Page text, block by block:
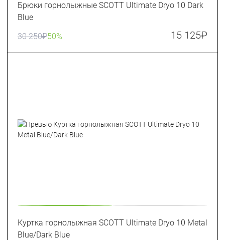
Брюки горнолыжные SCOTT Ultimate Dryo 10 Dark
Blue
30 250₽50% 15 125₽
Куртка горнолыжная SCOTT Ultimate Dryo 10 Metal
Blue/Dark Blue